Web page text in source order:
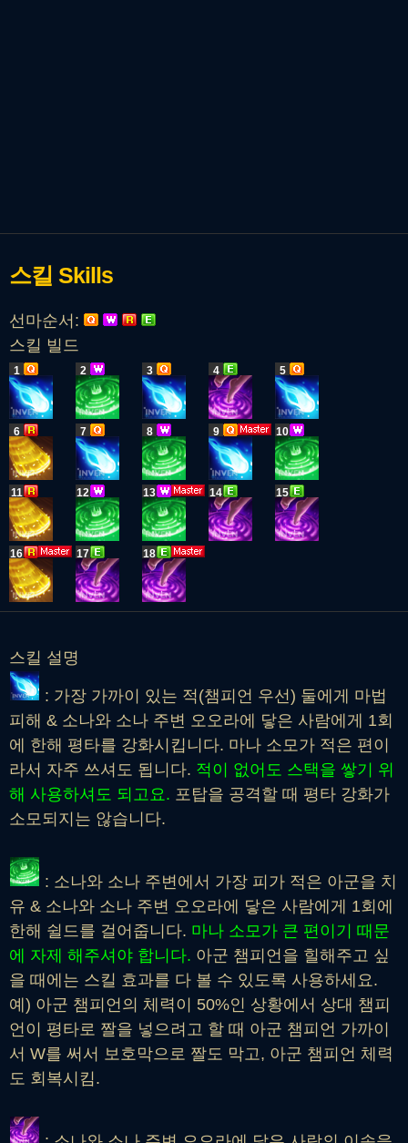
스킬 Skills
선마순서:
스킬 빌드
1 2 3 4 5
6 7 8 9 10
11 12 13 14 15
16 17 18
스킬 설명
: 가장 가까이 있는 적(챔피언 우선) 둘에게 마법
피해 & 소나와 소나 주변 오오라에 닿은 사람에게 1회
에 한해 평타를 강화시킵니다. 마나 소모가 적은 편이
라서 자주 쓰셔도 됩니다. 적이 없어도 스택을 쌓기 위
해 사용하셔도 되고요. 포탑을 공격할 때 평타 강화가
소모되지는 않습니다.
: 소나와 소나 주변에서 가장 피가 적은 아군을 치
유 & 소나와 소나 주변 오오라에 닿은 사람에게 1회에
한해 쉴드를 걸어줍니다. 마나 소모가 큰 편이기 때문
에 자제 해주셔야 합니다. 아군 챔피언을 힐해주고 싶
을 때에는 스킬 효과를 다 볼 수 있도록 사용하세요.
예) 아군 챔피언의 체력이 50%인 상황에서 상대 챔피
언이 평타로 짤을 넣으려고 할 때 아군 챔피언 가까이
서 W를 써서 보호막으로 짤도 막고, 아군 챔피언 체력
도 회복시킴.